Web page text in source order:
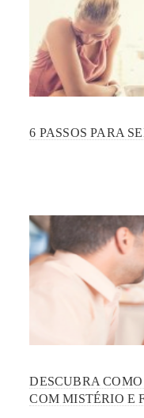
6 PASSOS PARA
DESCUBRA
COM MISTÉRIO E